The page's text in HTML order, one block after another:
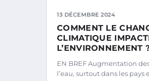
13 DÉCEMBRE 2024
COMMENT LE
CLIMATIQUE
L’ENVIRONNEMENT
EN BREF Augmentation
l’eau, surtout dans les